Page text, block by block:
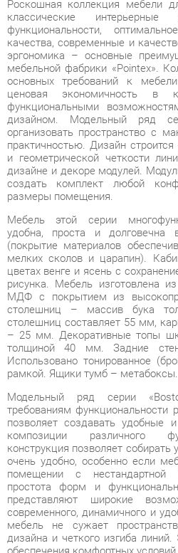
эргономика – основные
мебельной фабрики «Pointex».
основных требований к мебели
ценовая экономичность в
функциональными
дизайном. Модельный ряд
организовать пространство с
практичностью. Дизайн строится
и геометрической четкости
дизайне и декоре модулей.
создать комплект любой
размеры помещения.
Мебель этой серии
удобна, проста и долговечна в
(покрытие материалов
мелких сколов и царапин).
цветах венге и ясень с
рисунка. Мебель изготовлена
МДФ с покрытием из
столешниц – массив бука
столешниц составляет 55 мм,
– 25 мм. Декоративные топы
толщиной 40 мм. Задние
Использовано тонированное
рамкой. Ящики тумб – метабоксы.
Модельный ряд серии
требованиям функциональности
позволяет создавать удобные
композиции различного
очень удобно, особенно если
помещении с нестандартной
простота форм и
представляют широкие
современного, динамичного и
мебель не сужает
дизайна и четкого изгиба линий.
обеспечения комфортных условий
Коллекция позволяет создать
для хранения с максимальным
форм, строгая четкость линий и
представляют широкие